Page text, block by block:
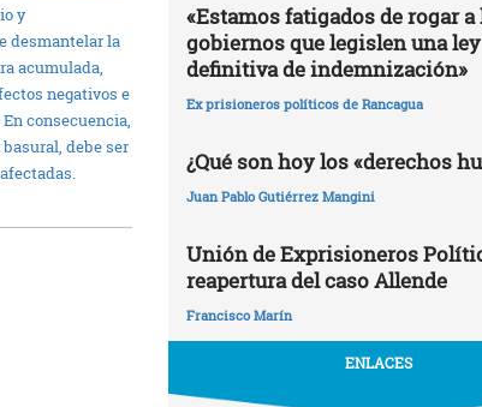
y
desmantelar la
acumulada,
negativos e
consecuencia,
debe ser
«Estamos fatigados de rogar a
gobiernos que legislen una ley
definitiva de indemnización»
Ex prisioneros políticos de Rancagua
¿Qué son hoy los «derechos
Juan Pablo Gutiérrez Mangini
Unión de Exprisioneros
reapertura del caso Allende
Francisco Marín
ENLACES